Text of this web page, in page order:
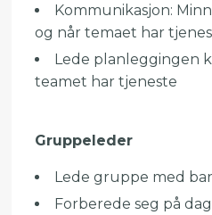
Kommunikasjon:
og når temaet har
Lede planleggingen
teamet har tjeneste
Gruppeleder
Lede gruppe med
Forberede seg på